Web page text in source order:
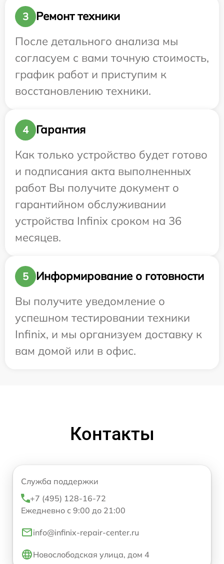
3
Ремонт техники
После детального анализа мы
согласуем с вами точную стоимость,
график работ и приступим к
восстановлению техники.
4
Гарантия
Как только устройство будет готово
и подписания акта выполненных
работ Вы получите документ о
гарантийном обслуживании
устройства Infinix сроком на 36
месяцев.
5
Информирование о готовности
Вы получите уведомление о
успешном тестировании техники
Infinix, и мы организуем доставку к
вам домой или в офис.
Контакты
Служба поддержки
+7 (495) 128-16-72
Ежедневно с 9:00 до 21:00
info@infinix-repair-center.ru
Новослободская улица, дом 4